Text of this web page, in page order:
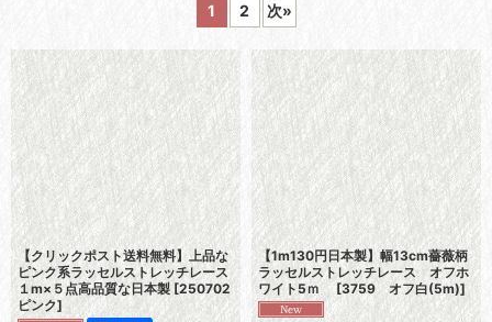
並び順
絞り込む
1 2 次»
【クリックポスト送料無料】上品な
ピンク系ラッセルストレッチレース
１m×５点高品質な日本製 [250702
ピンク]
【1m130円日本製】幅13cm薔薇柄
ラッセルストレッチレース オフホ
ワイト5ｍ [3759 オフ白(5m)]